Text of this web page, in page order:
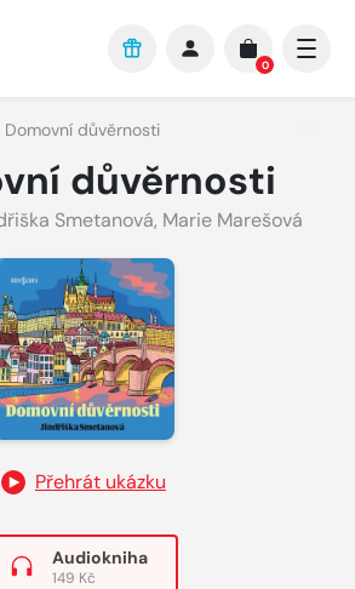
0
Domovní důvěrnosti
důvěrnosti
Smetanová, Marie Marešová
Přehrát ukázku
Audiokniha
149 Kč